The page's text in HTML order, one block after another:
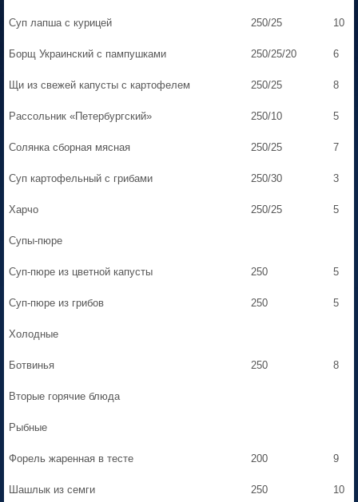
Суп лапша с курицей 250/25 10
Борщ Украинский с пампушками 250/25/20 6
Щи из свежей капусты с картофелем 250/25 8
Рассольник «Петербургский» 250/10 5
Солянка сборная мясная 250/25 7
Суп картофельный с грибами 250/30 3
Харчо 250/25 5
Супы-пюре
Суп-пюре из цветной капусты 250 5
Суп-пюре из грибов 250 5
Холодные
Ботвинья 250 8
Вторые горячие блюда
Рыбные
Форель жаренная в тесте 200 9
Шашлык из семги 250 10